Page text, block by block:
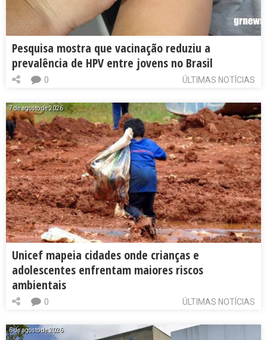
Pesquisa mostra que vacinação reduziu a
prevalência de HPV entre jovens no Brasil
ÚLTIMAS NOTÍCIAS
0
7 de agosto de 2026
Unicef mapeia cidades onde crianças e
adolescentes enfrentam maiores riscos
ambientais
ÚLTIMAS NOTÍCIAS
0
6 de agosto de 2026